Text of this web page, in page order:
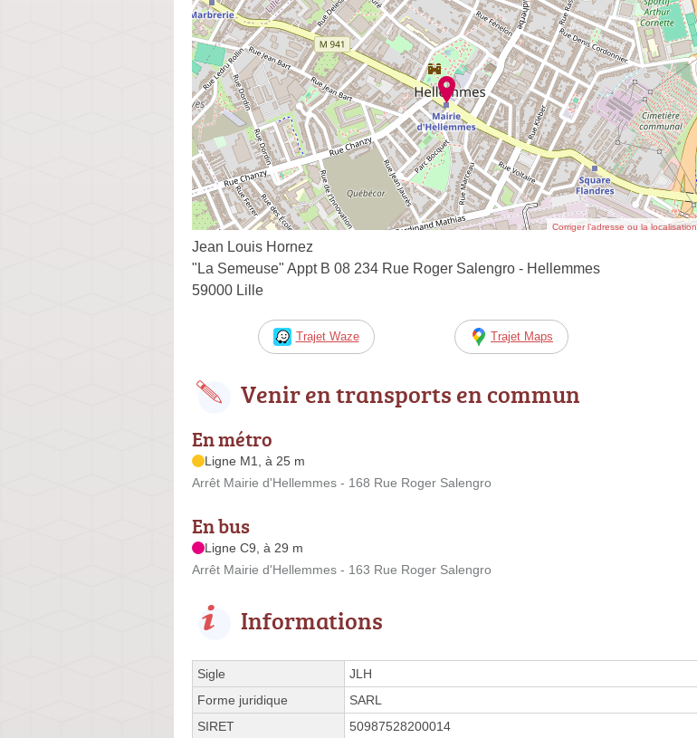
Corriger l’adresse ou la localisation
Jean Louis Hornez
"La Semeuse" Appt B 08 234 Rue Roger Salengro - Hellemmes
59000 Lille
Trajet Waze Trajet Maps
Venir en transports en commun
En métro
Ligne M1, à 25 m
Arrêt Mairie d'Hellemmes - 168 Rue Roger Salengro
En bus
Ligne C9, à 29 m
Arrêt Mairie d'Hellemmes - 163 Rue Roger Salengro
Informations
Sigle
JLH
Forme juridique
SARL
SIRET
50987528200014